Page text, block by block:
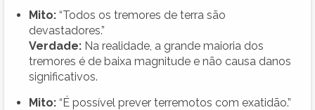
Mito: “Todos os tremores de terra são
devastadores.”
Verdade: Na realidade, a grande maioria dos
tremores é de baixa magnitude e não causa danos
significativos.
Mito: “É possível prever terremotos com exatidão.”